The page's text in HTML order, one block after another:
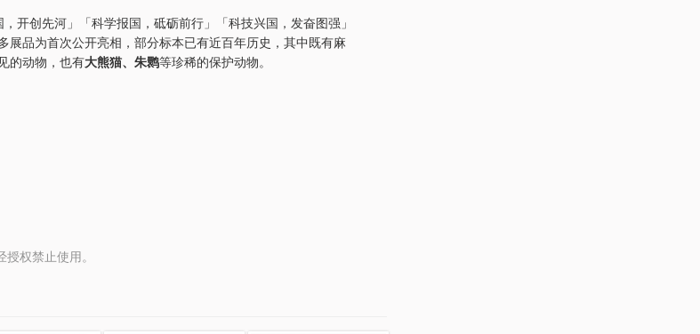
开创先河」「科学报国，砥砺前行」「科技兴国，发奋图强」
展品为首次公开亮相，部分标本已有近百年历史，其中既有麻
的动物，也有大熊猫、朱鹮等珍稀的保护动物。
权禁止使用。